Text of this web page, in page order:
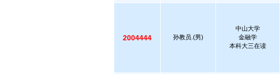
2004444 孙教员.(男)
中山大学
金融学
本科大三在读